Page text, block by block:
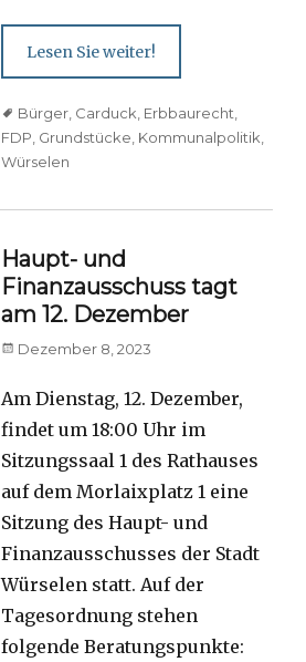
Lesen Sie weiter!
TagsBürger, Carduck, Erbbaurecht,
FDP, Grundstücke, Kommunalpolitik,
Würselen
Haupt- und
Finanzausschuss tagt
am 12. Dezember
Posted
Dezember 8, 2023
Am Dienstag, 12. Dezember,
findet um 18:00 Uhr im
Sitzungssaal 1 des Rathauses
auf dem Morlaixplatz 1 eine
Sitzung des Haupt- und
Finanzausschusses der Stadt
Würselen statt. Auf der
Tagesordnung stehen
folgende Beratungspunkte: